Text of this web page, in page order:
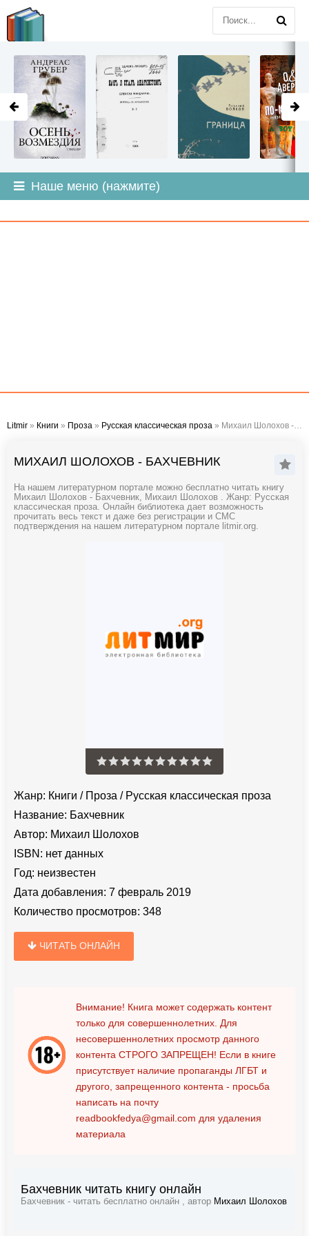
Наше меню (нажмите)
Litmir » Книги » Проза » Русская классическая проза » Михаил Шолохов - Бахчевник
МИХАИЛ ШОЛОХОВ - БАХЧЕВНИК
На нашем литературном портале можно бесплатно читать книгу
Михаил Шолохов - Бахчевник, Михаил Шолохов . Жанр: Русская
классическая проза. Онлайн библиотека дает возможность
прочитать весь текст и даже без регистрации и СМС
подтверждения на нашем литературном портале litmir.org.
Жанр: Книги / Проза / Русская классическая проза
Название: Бахчевник
Автор: Михаил Шолохов
ISBN: нет данных
Год: неизвестен
Дата добавления: 7 февраль 2019
Количество просмотров: 348
ЧИТАТЬ ОНЛАЙН
Внимание! Книга может содержать контент
только для совершеннолетних. Для
несовершеннолетних просмотр данного
контента СТРОГО ЗАПРЕЩЕН! Если в книге
присутствует наличие пропаганды ЛГБТ и
другого, запрещенного контента - просьба
написать на почту
readbookfedya@gmail.com для удаления
материала
Бахчевник читать книгу онлайн
Бахчевник - читать бесплатно онлайн , автор Михаил Шолохов
LITMIR.ORG